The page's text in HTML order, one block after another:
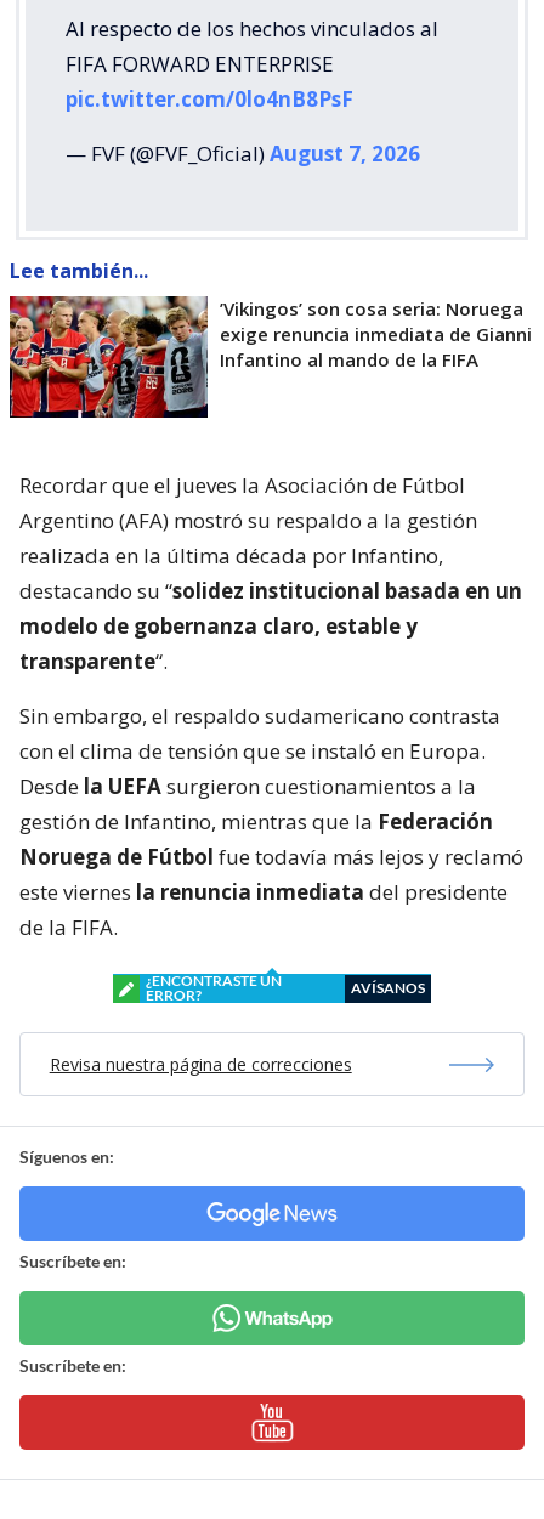
Al respecto de los hechos vinculados al
FIFA FORWARD ENTERPRISE
pic.twitter.com/0lo4nB8PsF
— FVF (@FVF_Oficial)August 7, 2026
Lee también...
’Vikingos’ son cosa seria: Noruega
exige renuncia inmediata de Gianni
Infantino al mando de la FIFA
Recordar que el jueves la Asociación de Fútbol
Argentino (AFA) mostró su respaldo a la gestión
realizada en la última década por Infantino,
destacando su “solidez institucional basada en un
modelo de gobernanza claro, estable y
transparente“.
Sin embargo, el respaldo sudamericano contrasta
con el clima de tensión que se instaló en Europa.
Desde la UEFAsurgieron cuestionamientos a la
gestión de Infantino, mientras que la Federación
Noruega de Fútbol fue todavía más lejos y reclamó
este viernes la renuncia inmediata del presidente
de la FIFA.
¿ENCONTRASTE UN
ERROR?
AVÍSANOS
Revisa nuestra página de correcciones
Síguenos en:
Suscríbete en:
Suscríbete en: